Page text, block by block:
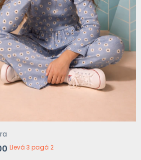
Llevá 3 pagá 2